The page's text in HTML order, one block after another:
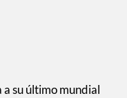
su último mundial